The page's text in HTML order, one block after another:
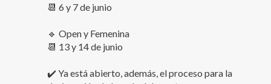
📆 6 y 7 de junio
🔹 Open y Femenina
📆 13 y 14 de junio
✔️ Ya está abierto, además, el proceso para la